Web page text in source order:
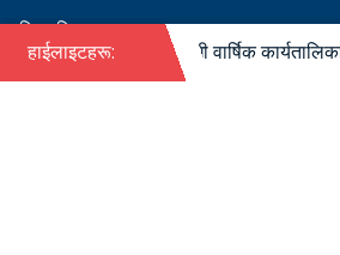
सिफारिस
हाईलाइटहरू:
०८४ को पदपूर्ति सम्बन्धी वार्षिक कार्यतालिका